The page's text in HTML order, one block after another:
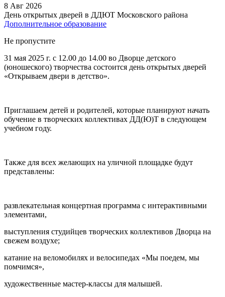
8 Авг 2026
День открытых дверей в ДДЮТ Московского района
Дополнительное образование
Не пропустите
31 мая 2025 г. с 12.00 до 14.00 во Дворце детского
(юношеского) творчества состоится день открытых дверей
«Открываем двери в детство».
Приглашаем детей и родителей, которые планируют начать
обучение в творческих коллективах ДД(Ю)Т в следующем
учебном году.
Также для всех желающих на уличной площадке будут
представлены:
развлекательная концертная программа с интерактивными
элементами,
выступления студийцев творческих коллективов Дворца на
свежем воздухе;
катание на веломобилях и велосипедах «Мы поедем, мы
помчимся»,
художественные мастер-классы для малышей.